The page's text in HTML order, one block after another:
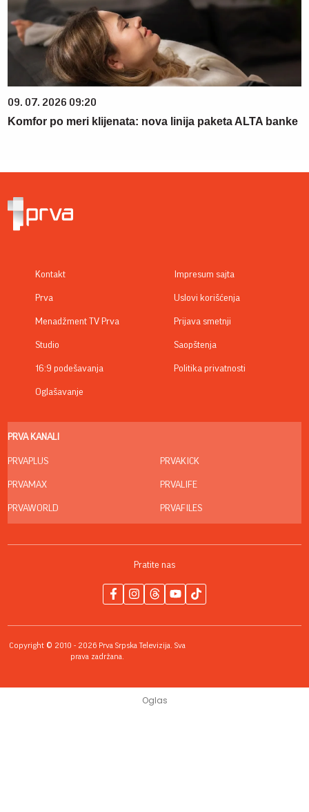
09. 07. 2026 09:20
Komfor po meri klijenata: nova linija paketa ALTA banke
Kontakt
Prva
Menadžment TV Prva
Studio
16:9 podešavanja
Oglašavanje
Impresum sajta
Uslovi korišćenja
Prijava smetnji
Saopštenja
Politika privatnosti
PRVA KANALI
PRVAPLUS
PRVAMAX
PRVAWORLD
PRVAKICK
PRVALIFE
PRVAFILES
Pratite nas
Copyright © 2010 - 2026 Prva Srpska Televizija. Sva
prava zadržana.